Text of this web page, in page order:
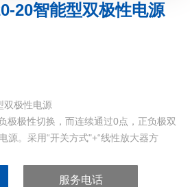
20智能型双极性电源
双极性电源
极极性切换，而连续通过0点，正负极双
源。采用“开关方式"+“线性放大器方
服务电话